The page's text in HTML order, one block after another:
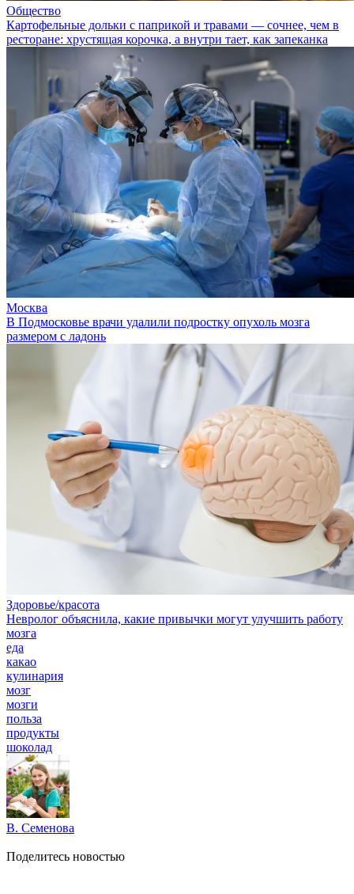
Общество
Картофельные дольки с паприкой и травами — сочнее, чем в
ресторане: хрустящая корочка, а внутри тает, как запеканка
Москва
В Подмосковье врачи удалили подростку опухоль мозга
размером с ладонь
Здоровье/красота
Невролог объяснила, какие привычки могут улучшить работу
мозга
еда
какао
кулинария
мозг
мозги
польза
продукты
шоколад
В. Семенова
Поделитесь новостью